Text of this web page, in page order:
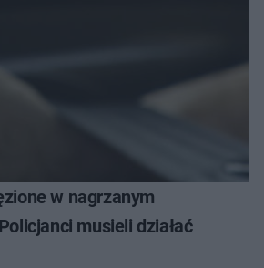
w nagrzanym
musieli działać